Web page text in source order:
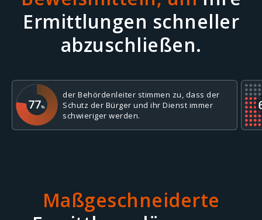
Ermittlungen schneller
abzuschließen.
der Behördenleiter stimmen zu, dass der
Schutz der Bürger und ihr Dienst immer
schwieriger werden.
Maßgeschneiderte